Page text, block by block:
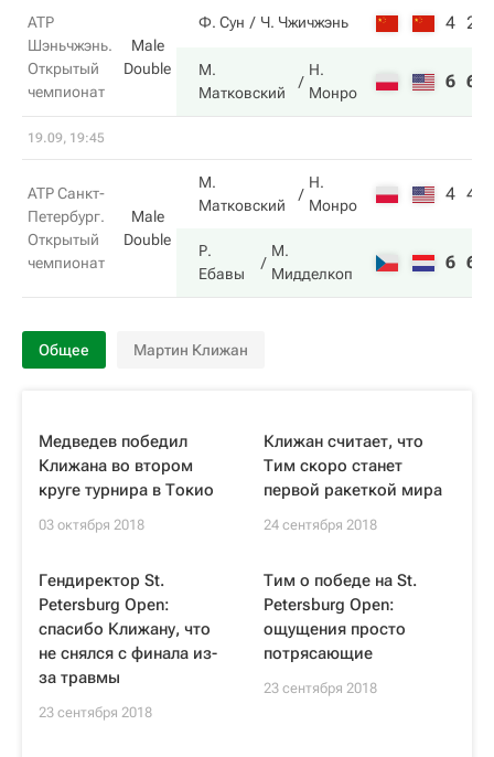
ATP
Шэньчжэнь.
Открытый
чемпионат
Male
Double
Ф. Сун Ч. Чжичжэнь 4 2
М.
Матковский
Н.
Монро
6 6
19.09, 19:45
ATP Санкт-
Петербург.
Открытый
чемпионат
Male
Double
М.
Матковский
Н.
Монро
4 4
Р.
Ебавы
М.
Мидделкоп
6 6
Общее Мартин Клижан
Медведев победил
Клижана во втором
круге турнира в Токио
03 октября 2018
Клижан считает, что
Тим скоро станет
первой ракеткой мира
24 сентября 2018
Гендиректор St.
Petersburg Open:
спасибо Клижану, что
не снялся с финала из-
за травмы
23 сентября 2018
Тим о победе на St.
Petersburg Open:
ощущения просто
потрясающие
23 сентября 2018